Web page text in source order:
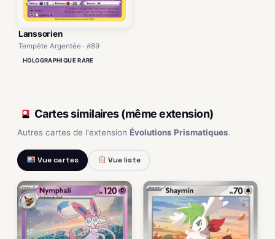
Lanssorien
Tempête Argentée · #89
HOLOGRAPHIQUE RARE
Cartes similaires (même extension)
Autres cartes de l'extension Évolutions Prismatiques.
Vue cartes Vue liste